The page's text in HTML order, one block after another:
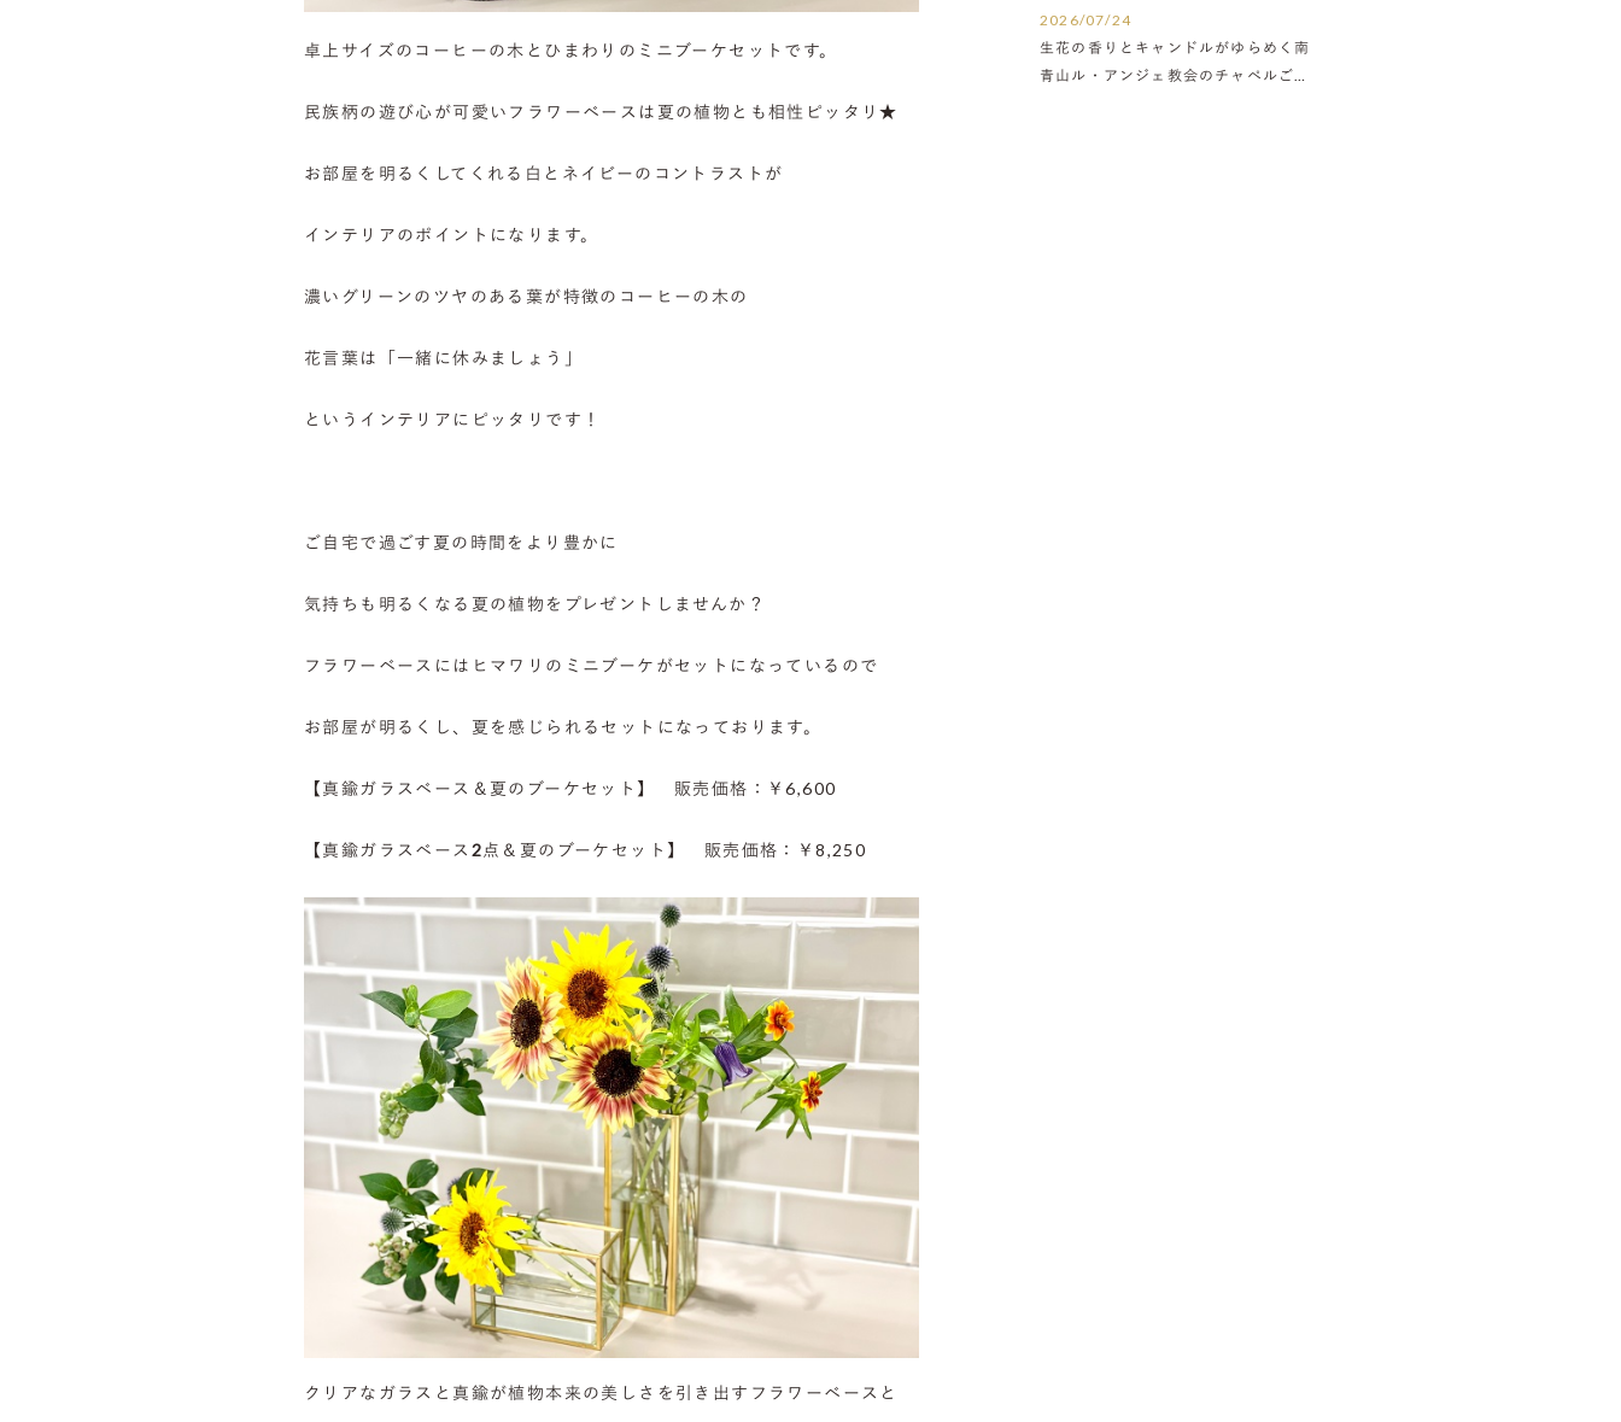
卓上サイズのコーヒーの木とひまわりのミニブーケセットです。
民族柄の遊び心が可愛いフラワーベースは夏の植物とも相性ピッタリ★
お部屋を明るくしてくれる白とネイビーのコントラストが
インテリアのポイントになります。
濃いグリーンのツヤのある葉が特徴のコーヒーの木の
花言葉は「一緒に休みましょう」
というインテリアにピッタリです！
ご自宅で過ごす夏の時間をより豊かに
気持ちも明るくなる夏の植物をプレゼントしませんか？
フラワーベースにはヒマワリのミニブーケがセットになっているので
お部屋が明るくし、夏を感じられるセットになっております。
【真鍮ガラスベース＆夏のブーケセット】 販売価格：￥6,600
【真鍮ガラスベース2点＆夏のブーケセット】 販売価格：￥8,250
クリアなガラスと真鍮が植物本来の美しさを引き出すフラワーベースと
2026/07/24
生花の香りとキャンドルがゆらめく南
青山ル・アンジェ教会のチャペルご紹